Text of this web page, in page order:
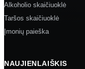
Alkoholio skaičiuoklė
Taršos skaičiuoklė
Įmonių paieška
NAUJIENLAIŠKIS